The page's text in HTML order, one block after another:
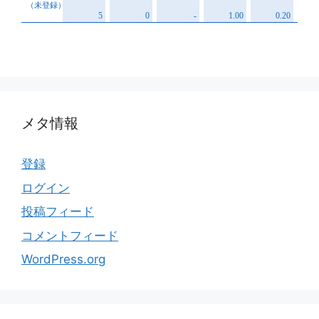
メタ情報
登録
ログイン
投稿フィード
コメントフィード
WordPress.org